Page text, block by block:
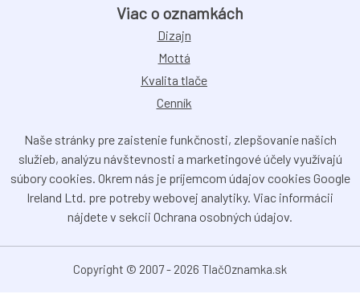
Viac o oznamkách
Dizajn
Mottá
Kvalita tlače
Cenník
Naše stránky pre zaistenie funkčnosti, zlepšovanie našich
služieb, analýzu návštevnosti a marketingové účely využívajú
súbory cookies. Okrem nás je príjemcom údajov cookies Google
Ireland Ltd. pre potreby webovej analytiky. Viac informácii
nájdete v sekcii Ochrana osobných údajov.
Copyright © 2007 - 2026 TlačOznamka.sk